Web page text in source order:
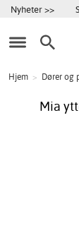
Nyheter >>
Hjem > Dører og
Mia